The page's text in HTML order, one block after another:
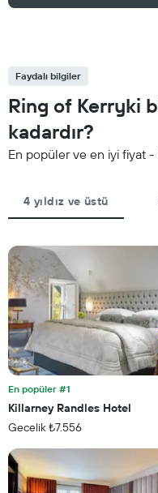
Faydalı bilgiler
Ring of Kerryki
kadardır?
En popüler ve en iyi fiyat
4 yıldız ve üstü
En popüler #1
Killarney Randles Hotel
Gecelik ₺7.556